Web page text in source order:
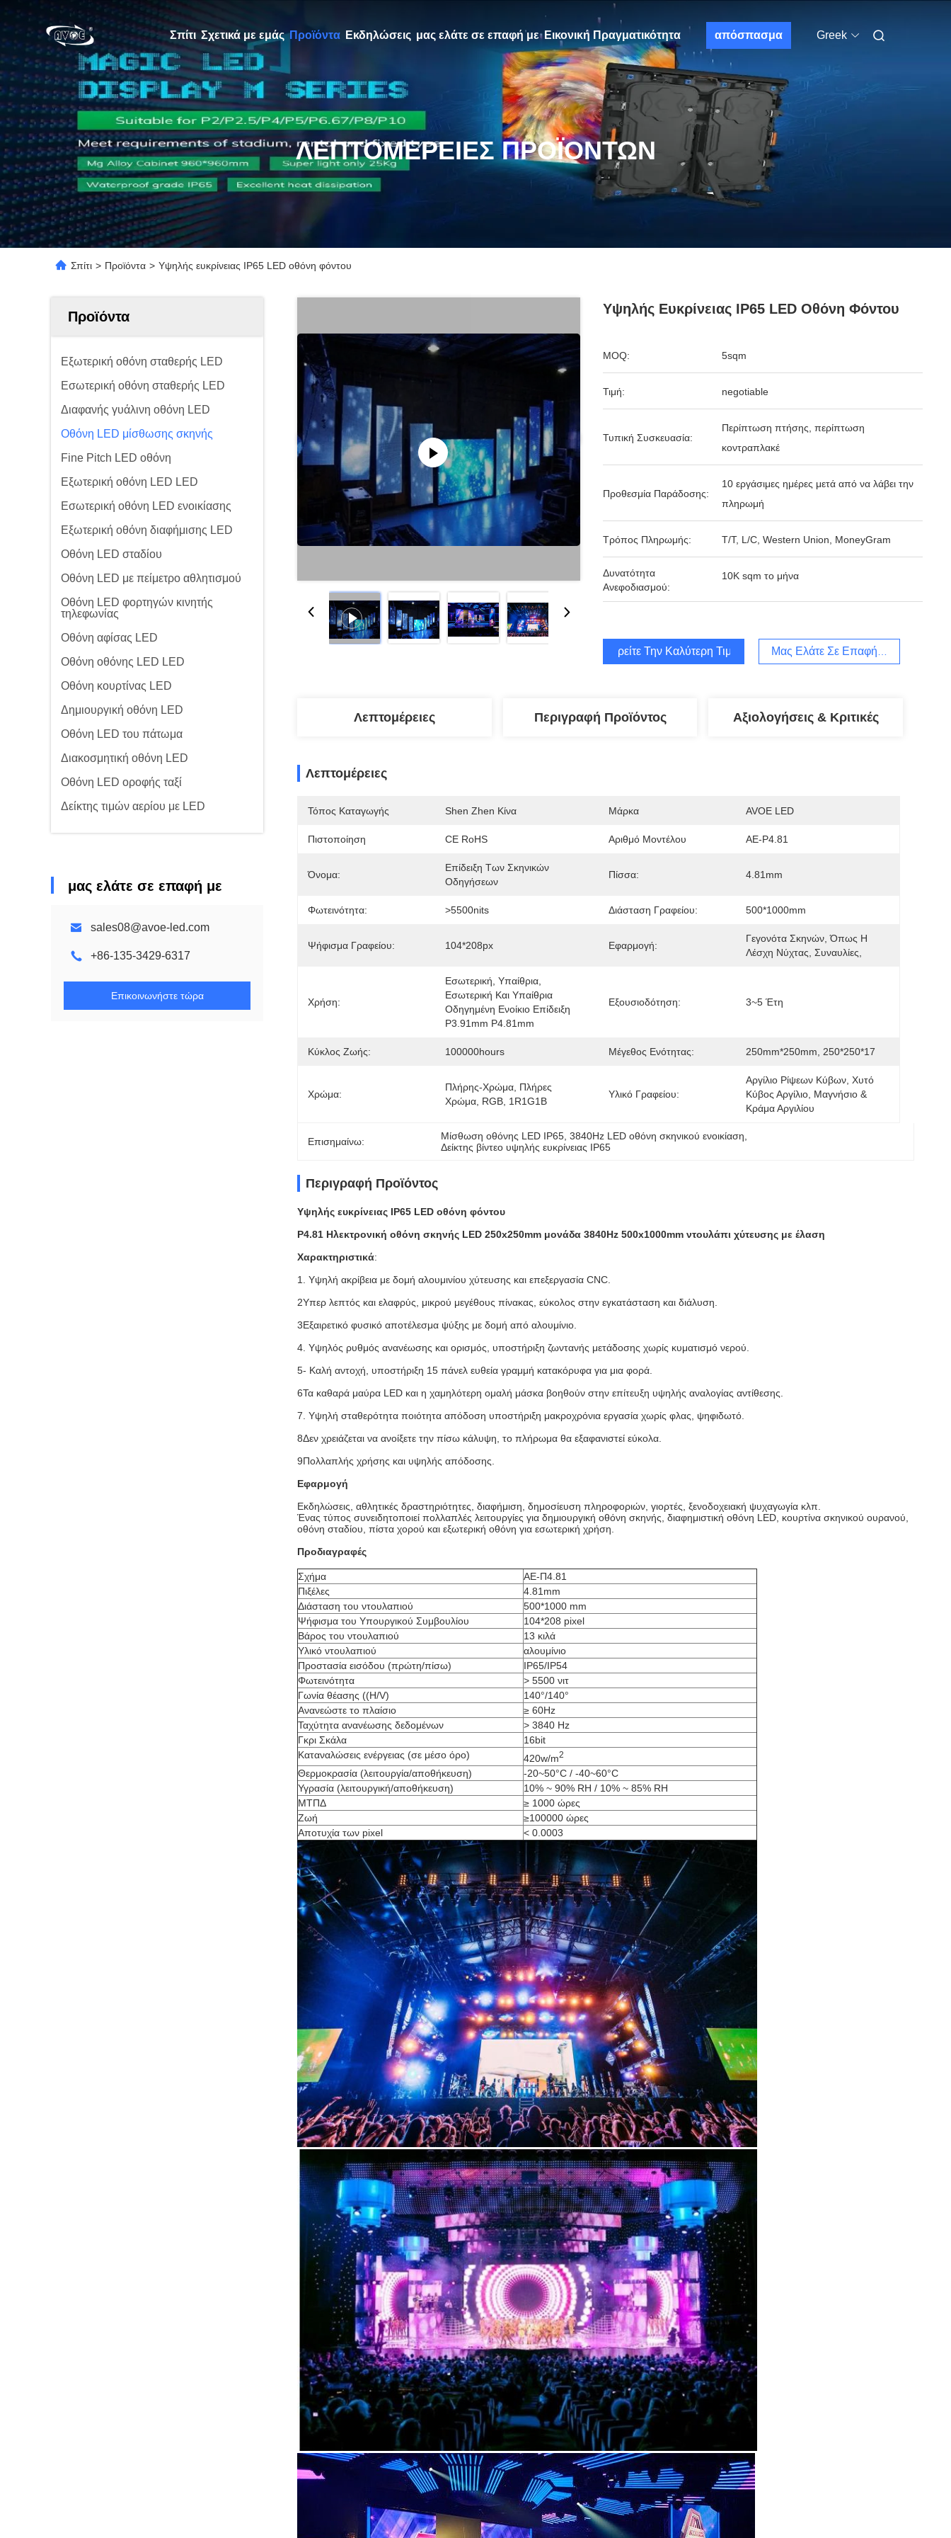
Σπίτι Σχετικά με εμάς Προϊόντα Εκδηλώσεις μας ελάτε σε επαφή με Εικονική Πραγματικότητα απόσπασμα Greek
ΛΕΠΤΟΜΈΡΕΙΕΣ ΠΡΟΪΌΝΤΩΝ
Σπίτι > Προϊόντα > Υψηλής ευκρίνειας IP65 LED οθόνη φόντου
Προϊόντα
Εξωτερική οθόνη σταθερής LED
Εσωτερική οθόνη σταθερής LED
Διαφανής γυάλινη οθόνη LED
Οθόνη LED μίσθωσης σκηνής
Fine Pitch LED οθόνη
Εξωτερική οθόνη LED LED
Εσωτερική οθόνη LED ενοικίασης
Εξωτερική οθόνη διαφήμισης LED
Οθόνη LED σταδίου
Οθόνη LED με πείμετρο αθλητισμού
Οθόνη LED φορτηγών κινητής
τηλεφωνίας
Οθόνη αφίσας LED
Οθόνη οθόνης LED LED
Οθόνη κουρτίνας LED
Δημιουργική οθόνη LED
Οθόνη LED του πάτωμα
Διακοσμητική οθόνη LED
Οθόνη LED οροφής ταξί
Δείκτης τιμών αερίου με LED
μας ελάτε σε επαφή με
sales08@avoe-led.com
+86-135-3429-6317
Επικοινωνήστε τώρα
Υψηλής Ευκρίνειας IP65 LED Οθόνη Φόντου
MOQ: 5sqm
Τιμή: negotiable
Τυπική Συσκευασία:
Περίπτωση πτήσης, περίπτωση
κοντραπλακέ
Προθεσμία Παράδοσης:
10 εργάσιμες ημέρες μετά από να λάβει την
πληρωμή
Τρόπος Πληρωμής: T/T, L/C, Western Union, MoneyGram
Δυνατότητα
Ανεφοδιασμού:
10K sqm το μήνα
Βρείτε Την Καλύτερη Τιμή Μας Ελάτε Σε Επαφή Με
Λεπτομέρειες Περιγραφή Προϊόντος Αξιολογήσεις & Κριτικές
Λεπτομέρειες
Τόπος Καταγωγής Shen Zhen Κίνα Μάρκα AVOE LED
Πιστοποίηση CE RoHS Αριθμό Μοντέλου AE-P4.81
Όνομα:
Επίδειξη Των Σκηνικών
Οδηγήσεων
Πίσσα: 4.81mm
Φωτεινότητα: >5500nits Διάσταση Γραφείου: 500*1000mm
Ψήφισμα Γραφείου: 104*208px Εφαρμογή:
Γεγονότα Σκηνών, Όπως Η
Λέσχη Νύχτας, Συναυλίες,
Χρήση:
Εσωτερική, Υπαίθρια,
Εσωτερική Και Υπαίθρια
Οδηγημένη Ενοίκιο Επίδειξη
P3.91mm P4.81mm
Εξουσιοδότηση: 3~5 Έτη
Κύκλος Ζωής: 100000hours Μέγεθος Ενότητας: 250mm*250mm, 250*250*17
Χρώμα:
Πλήρης-Χρώμα, Πλήρες
Χρώμα, RGB, 1R1G1B
Υλικό Γραφείου:
Αργίλιο Ρίψεων Κύβων, Χυτό
Κύβος Αργίλιο, Μαγνήσιο &
Κράμα Αργιλίου
Επισημαίνω: Μίσθωση οθόνης LED IP65 , 3840Hz LED οθόνη σκηνικού ενοικίαση
Δείκτης βίντεο υψηλής ευκρίνειας IP65
Περιγραφή Προϊόντος
Υψηλής ευκρίνειας IP65 LED οθόνη φόντου
P4.81 Ηλεκτρονική οθόνη σκηνής LED 250x250mm μονάδα 3840Hz 500x1000mm ντουλάπι χύτευσης με έλαση
Χαρακτηριστικά:
1. Υψηλή ακρίβεια με δομή αλουμινίου χύτευσης και επεξεργασία CNC.
2Υπερ λεπτός και ελαφρύς, μικρού μεγέθους πίνακας, εύκολος στην εγκατάσταση και διάλυση.
3Εξαιρετικό φυσικό αποτέλεσμα ψύξης με δομή από αλουμίνιο.
4. Υψηλός ρυθμός ανανέωσης και ορισμός, υποστήριξη ζωντανής μετάδοσης χωρίς κυματισμό νερού.
5- Καλή αντοχή, υποστήριξη 15 πάνελ ευθεία γραμμή κατακόρυφα για μια φορά.
6Τα καθαρά μαύρα LED και η χαμηλότερη ομαλή μάσκα βοηθούν στην επίτευξη υψηλής αναλογίας αντίθεσης.
7. Υψηλή σταθερότητα ποιότητα απόδοση υποστήριξη μακροχρόνια εργασία χωρίς φλας, ψηφιδωτό.
8Δεν χρειάζεται να ανοίξετε την πίσω κάλυψη, το πλήρωμα θα εξαφανιστεί εύκολα.
9Πολλαπλής χρήσης και υψηλής απόδοσης.
Εφαρμογή
Εκδηλώσεις, αθλητικές δραστηριότητες, διαφήμιση, δημοσίευση πληροφοριών, γιορτές, ξενοδοχειακή ψυχαγωγία κλπ.
Ένας τύπος συνειδητοποιεί πολλαπλές λειτουργίες για δημιουργική οθόνη σκηνής, διαφημιστική οθόνη LED, κουρτίνα σκηνικού ουρανού,
οθόνη σταδίου, πίστα χορού και εξωτερική οθόνη για εσωτερική χρήση.
Προδιαγραφές
Σχήμα
ΑΕ-Π4.81
Πιξέλες
4.81mm
Διάσταση του ντουλαπιού
500*1000 mm
Ψήφισμα του Υπουργικού Συμβουλίου
104*208 pixel
Βάρος του ντουλαπιού
13 κιλά
Υλικό ντουλαπιού
αλουμίνιο
Προστασία εισόδου (πρώτη/πίσω)
IP65/IP54
Φωτεινότητα
> 5500 νιτ
Γωνία θέασης ((H/V)
140°/140°
Ανανεώστε το πλαίσιο
≥ 60Hz
Ταχύτητα ανανέωσης δεδομένων
> 3840 Hz
Γκρι Σκάλα
16bit
Καταναλώσεις ενέργειας (σε μέσο όρο)
420w/m2
Θερμοκρασία (λειτουργία/αποθήκευση)
-20~50°C / -40~60°C
Υγρασία (λειτουργική/αποθήκευση)
10% ~ 90% RH / 10% ~ 85% RH
ΜΤΠΔ
≥ 1000 ώρες
Ζωή
≥100000 ώρες
Αποτυχία των pixel
< 0.0003